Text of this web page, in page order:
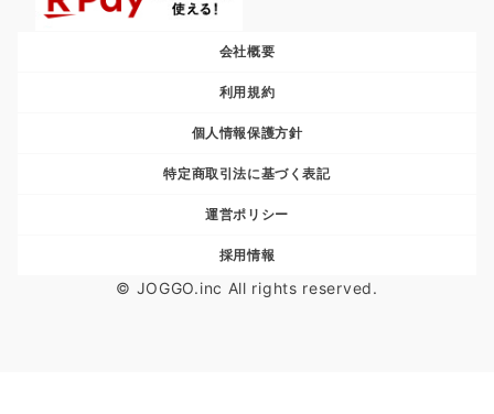
会社概要
利用規約
個人情報保護方針
特定商取引法に基づく表記
運営ポリシー
採用情報
© JOGGO.inc All rights reserved.